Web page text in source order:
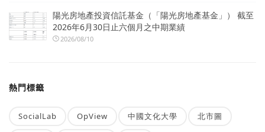
陽光房地產投資信託基金（「陽光房地產基金」） 截至
2026年6月30日止六個月之中期業績
2026/08/10
熱門標籤
SocialLab OpView 中國文化大學 北市圖